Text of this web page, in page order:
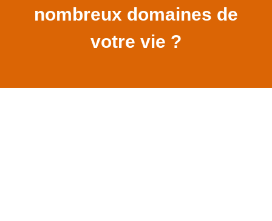
nombreux domaines de
votre vie ?